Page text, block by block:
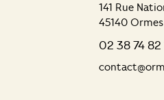
141 Rue
45140 Ormes
02 38 74 82